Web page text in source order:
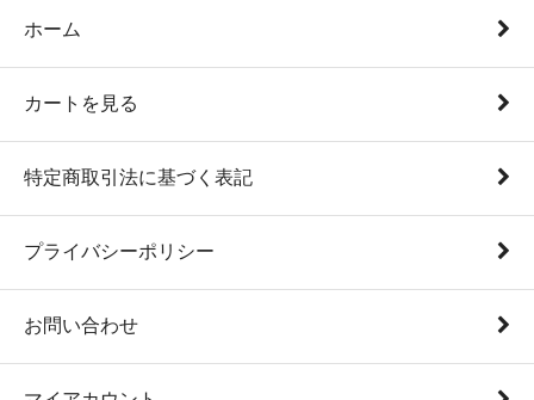
ホーム
カートを見る
特定商取引法に基づく表記
プライバシーポリシー
お問い合わせ